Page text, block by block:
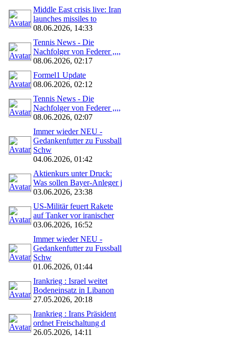
Middle East crisis live: Iran
launches missiles to
08.06.2026, 14:33
Tennis News - Die
Nachfolger von Federer ,,,,
08.06.2026, 02:17
Formel1 Update
08.06.2026, 02:12
Tennis News - Die
Nachfolger von Federer ,,,,
08.06.2026, 02:07
Immer wieder NEU -
Gedankenfutter zu Fussball
Schw
04.06.2026, 01:42
Aktienkurs unter Druck:
Was sollen Bayer-Anleger j
03.06.2026, 23:38
US-Militär feuert Rakete
auf Tanker vor iranischer
03.06.2026, 16:52
Immer wieder NEU -
Gedankenfutter zu Fussball
Schw
01.06.2026, 01:44
Irankrieg : Israel weitet
Bodeneinsatz in Libanon
27.05.2026, 20:18
Irankrieg : Irans Präsident
ordnet Freischaltung d
26.05.2026, 14:11